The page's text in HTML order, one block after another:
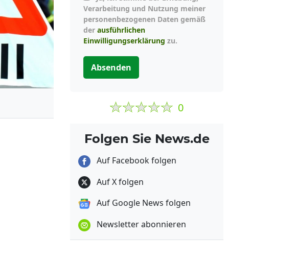
Verarbeitung und Nutzung meiner
personenbezogenen Daten gemäß
der ausführlichen
Einwilligungserklärung zu.
Absenden
0
Folgen Sie News.de
Auf Facebook folgen
Auf X folgen
Auf Google News folgen
Newsletter abonnieren